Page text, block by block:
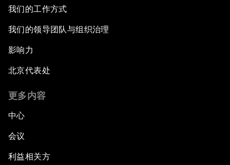
我们的工作方式
我们的领导团队与组织治理
影响力
北京代表处
更多内容
中心
会议
利益相关方